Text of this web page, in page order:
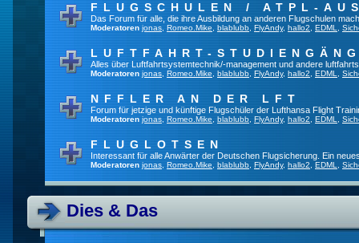
FLUGSCHULEN / ATPL-
Das Forum für alle, die ihre Ausbildung an anderen Flugschulen
Moderatoren jonas Romeo.Mike blablubb FlyAndy, hallo2 EDML
LUFTFAHRT-
Alles über Luftfahrtsystemtechnik/-management und andere
Moderatoren jonas Romeo.Mike blablubb FlyAndy, hallo2 EDML
NFFLER AN DER LFT
Forum für jetzige und künftige Flugschüler der Lufthansa Flight
Moderatoren jonas Romeo.Mike blablubb FlyAndy, hallo2 EDML
FLUGLOTSEN
Interessant für alle Anwärter der Deutschen Flugsicherung. Ein
Moderatoren jonas Romeo.Mike blablubb FlyAndy, hallo2 EDML
Dies & Das